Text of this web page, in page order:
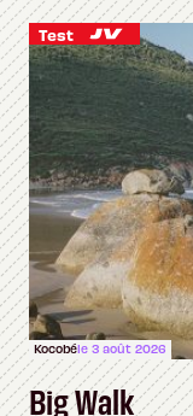
Test
Kocobéle 3 août 2026
Big Walk